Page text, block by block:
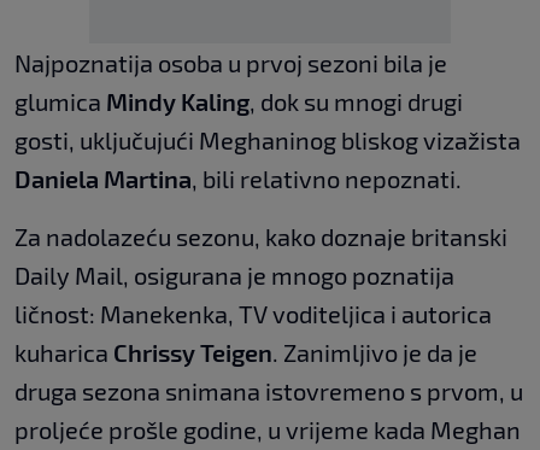
Najpoznatija osoba u prvoj sezoni bila je
glumica Mindy Kaling, dok su mnogi drugi
gosti, uključujući Meghaninog bliskog vizažista
Daniela Martina, bili relativno nepoznati.
Za nadolazeću sezonu, kako doznaje britanski
Daily Mail, osigurana je mnogo poznatija
ličnost: Manekenka, TV voditeljica i autorica
kuharica Chrissy Teigen. Zanimljivo je da je
druga sezona snimana istovremeno s prvom, u
proljeće prošle godine, u vrijeme kada Meghan